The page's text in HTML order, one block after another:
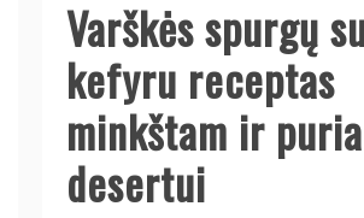
Varškės spurgų
kefyru receptas
minkštam ir
desertui